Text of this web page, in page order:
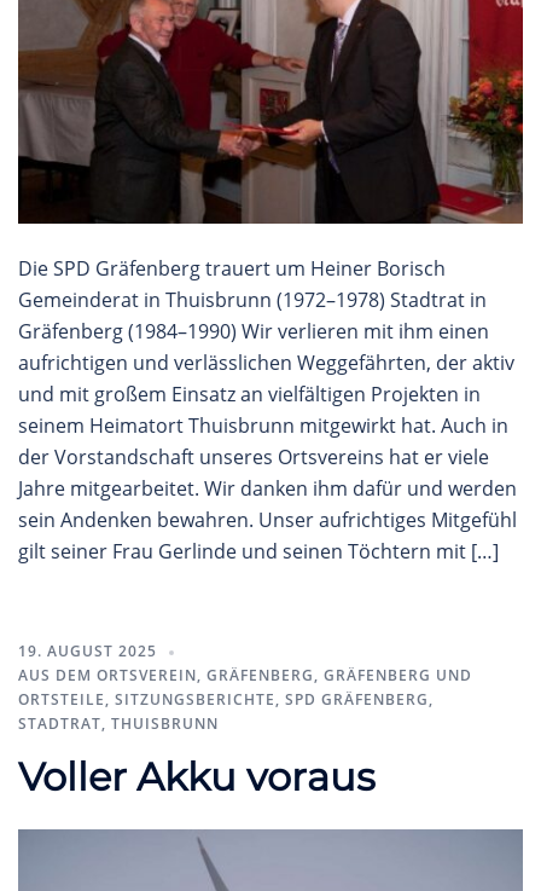
Die SPD Gräfenberg trauert um Heiner Borisch
Gemeinderat in Thuisbrunn (1972–1978) Stadtrat in
Gräfenberg (1984–1990) Wir verlieren mit ihm einen
aufrichtigen und verlässlichen Weggefährten, der aktiv
und mit großem Einsatz an vielfältigen Projekten in
seinem Heimatort Thuisbrunn mitgewirkt hat. Auch in
der Vorstandschaft unseres Ortsvereins hat er viele
Jahre mitgearbeitet. Wir danken ihm dafür und werden
sein Andenken bewahren. Unser aufrichtiges Mitgefühl
gilt seiner Frau Gerlinde und seinen Töchtern mit […]
19. AUGUST 2025
AUS DEM ORTSVEREIN, GRÄFENBERG, GRÄFENBERG UND
ORTSTEILE, SITZUNGSBERICHTE, SPD GRÄFENBERG,
STADTRAT, THUISBRUNN
Voller Akku voraus